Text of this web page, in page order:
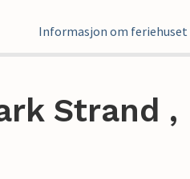
Informasjon om feriehuset
Strand ,